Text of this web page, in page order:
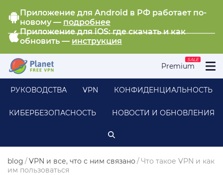
Приложение для Android в РФ работает по-
новому — подробнее
Приложение для iOS: где скачать и как
обновить — инструкция
Premium
SALE
РУКОВОДСТВА VPN КОНФИДЕНЦИАЛЬНОСТЬ
КИБЕРБЕЗОПАСНОСТЬ НОВОСТИ И ОБНОВЛЕНИЯ
blog /VPN и все, что с ним связано/ Что такое VPN и как
им пользоваться